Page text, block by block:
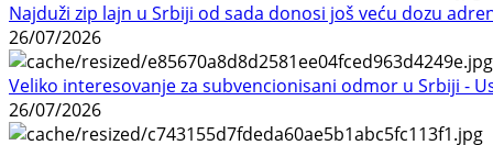
Najduži zip lajn u Srbiji od sada donosi još veću dozu
26/07/2026
Veliko interesovanje za subvencionisani odmor u Srbiji -
26/07/2026